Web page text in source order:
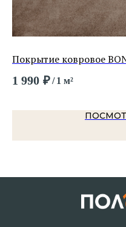
Покрытие ковровое
1 990 ₽/ 1 м²